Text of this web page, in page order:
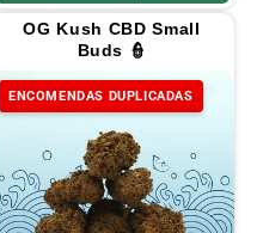
OG Kush CBD Small
Buds 👮
ENCOMENDAS DUPLICADAS